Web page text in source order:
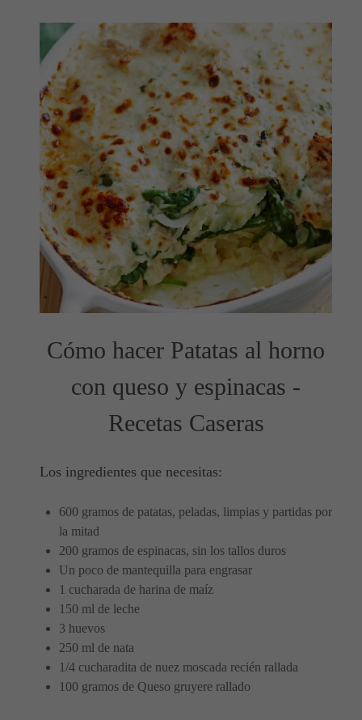
Cómo hacer Patatas al horno
con queso y espinacas -
Recetas Caseras
Los ingredientes que necesitas:
600 gramos de patatas, peladas, limpias y partidas por
la mitad
200 gramos de espinacas, sin los tallos duros
Un poco de mantequilla para engrasar
1 cucharada de harina de maíz
150 ml de leche
3 huevos
250 ml de nata
1/4 cucharadita de nuez moscada recién rallada
100 gramos de Queso gruyere rallado